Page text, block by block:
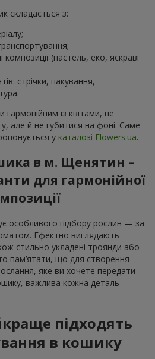
складається з:
(пастель, еко, яскраві
стрічки, пакування,
із квітами, не
але й не губитися на фоні. Саме
у каталозі Flowers.ua.
в м. Щенятин –
для гармонійної
особливого підбору рослин — за
Ефектно виглядають
стильно укладені троянди або
пам’ятати, що для створення
яке ви хочете передати
важлива кожна деталь
підходять
в кошику